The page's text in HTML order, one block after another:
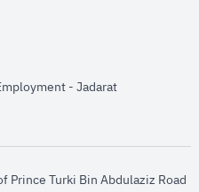
- Jadaratopens in new
Prince Turki Bin Abdulaziz Road